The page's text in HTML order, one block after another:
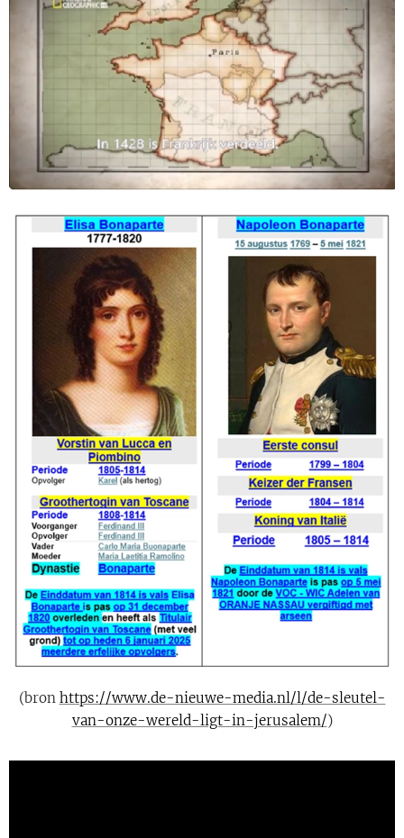
(bron https://www.de-nieuwe-media.nl/l/de-sleutel-
van-onze-wereld-ligt-in-jerusalem/)